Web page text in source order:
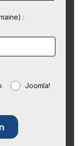
:
Joomla!